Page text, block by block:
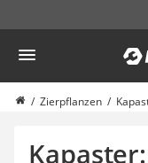
Garten
Akku-Laubsauger
FaltpavillonZierpflanzen